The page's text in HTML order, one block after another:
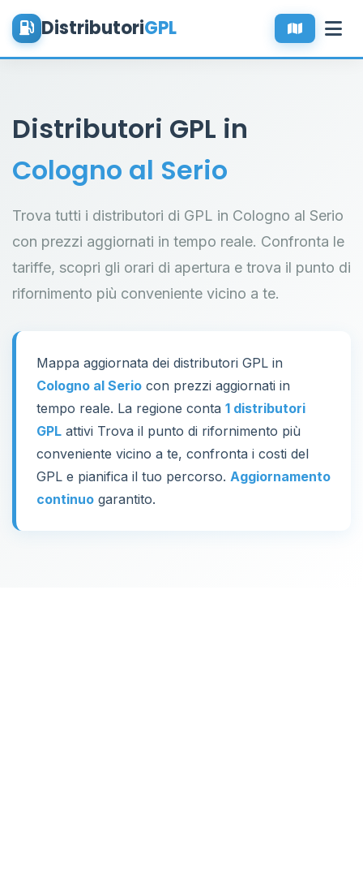
DistributoriGPL
Distributori GPL in
Cologno al Serio
Trova tutti i distributori di GPL in Cologno al Serio
con prezzi aggiornati in tempo reale. Confronta le
tariffe, scopri gli orari di apertura e trova il punto di
rifornimento più conveniente vicino a te.
Mappa aggiornata dei distributori GPL in
Cologno al Serio con prezzi aggiornati in
tempo reale. La regione conta 1 distributori
GPL attivi Trova il punto di rifornimento più
conveniente vicino a te, confronta i costi del
GPL e pianifica il tuo percorso. Aggiornamento
continuo garantito.